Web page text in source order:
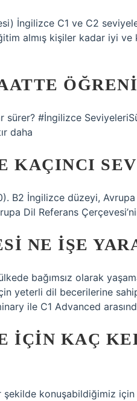
İngilizce C1 ve C2
almış kişiler kadar iyi ve
#İngilizce
daha
KAÇINCI
B2 İngilizce düzeyi,
Dil Referans
NE IŞE
bağımsız olarak
yeterli dil becerilerine
ile C1 Advanced
IÇIN KAÇ
konuşabildiğimiz